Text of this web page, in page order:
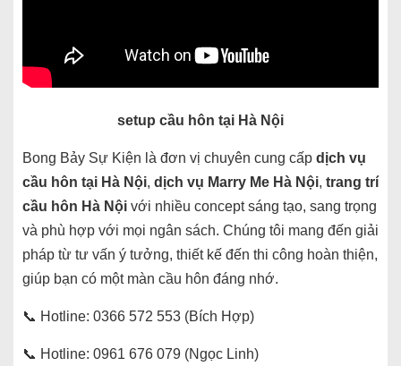
setup cầu hôn tại Hà Nội
Bong Bảy Sự Kiện là đơn vị chuyên cung cấp dịch vụ
cầu hôn tại Hà Nội, dịch vụ Marry Me Hà Nội, trang trí
cầu hôn Hà Nội với nhiều concept sáng tạo, sang trọng
và phù hợp với mọi ngân sách. Chúng tôi mang đến giải
pháp từ tư vấn ý tưởng, thiết kế đến thi công hoàn thiện,
giúp bạn có một màn cầu hôn đáng nhớ.
📞 Hotline: 0366 572 553 (Bích Hợp)
📞 Hotline: 0961 676 079 (Ngọc Linh)